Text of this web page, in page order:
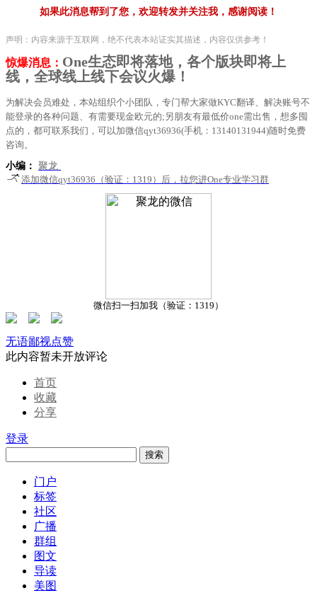
如果此消息帮到了您，欢迎转发并关注我，感谢阅读！
声明：内容来源于互联网，绝不代表本站证实其描述，内容仅供参考！
惊爆消息： One生态即将落地，各个版块即将上
线，全球线上线下会议火爆！
为解决会员难处，本站组织个小团队，专门帮大家做KYC翻译、解决账号不
能登录的各种问题、有需要现金欧元的;另朋友有最低价one需出售，想多囤
点的，都可联系我们，可以加微信qyt36936(手机：13140131944)随时免费
咨询。
小编： 聚龙
添加微信qyt36936（验证：1319）后，拉您进One专业学习群
微信扫一扫加我（验证：1319）
无语鄙视点赞
此内容暂未开放评论
首页
收藏
分享
登录
搜索
门户
标签
社区
广播
群组
图文
导读
美图